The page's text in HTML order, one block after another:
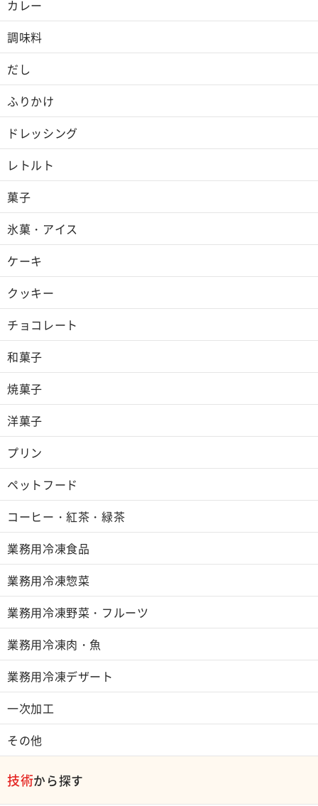
カレー
調味料
だし
ふりかけ
ドレッシング
レトルト
菓子
氷菓・アイス
ケーキ
クッキー
チョコレート
和菓子
焼菓子
洋菓子
プリン
ペットフード
コーヒー・紅茶・緑茶
業務用冷凍食品
業務用冷凍惣菜
業務用冷凍野菜・フルーツ
業務用冷凍肉・魚
業務用冷凍デザート
一次加工
その他
技術から探す